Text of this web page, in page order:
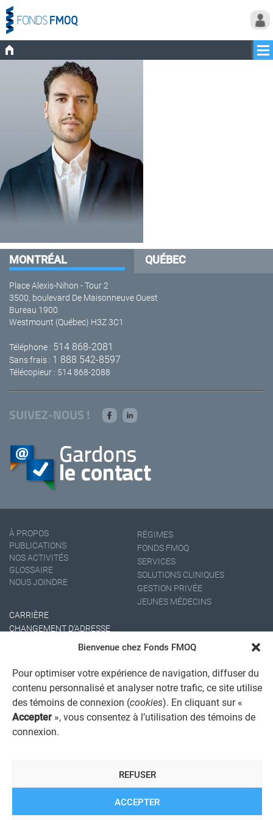
Bienvenue chez Fonds FMOQ
Pour optimiser votre expérience de navigation, diffuser du
contenu personnalisé et analyser notre trafic, ce site utilise
des témoins de connexion (cookies). En cliquant sur «
Accepter », vous consentez à l’utilisation des témoins de
connexion.
ACCEPTER
REFUSER
MONTRÉAL QUÉBEC
Place Alexis-Nihon - Tour 2
3500, boulevard De Maisonneuve Ouest
Bureau 1900
Westmount (Québec) H3Z 3C1
Téléphone : 514 868-2081
Sans frais : 1 888 542-8597
Télécopieur : 514 868-2088
SUIVEZ-NOUS !
À PROPOS
PUBLICATIONS
NOS ACTIVITÉS
GLOSSAIRE
NOUS JOINDRE
RÉGIMES
FONDS FMOQ
SERVICES
SOLUTIONS CLINIQUES
GESTION PRIVÉE
JEUNES MÉDECINS
CARRIÈRE
CHANGEMENT D'ADRESSE
AVIS JURIDIQUE GÉNÉRAL
POLITIQUE DE TRAITEMENT DES PLAINTES
REGISTRE DES CONFLITS D'INTÉRÊTS